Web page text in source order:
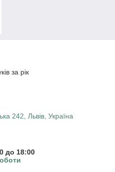
за рік
242, Львів, Україна
до 18:00